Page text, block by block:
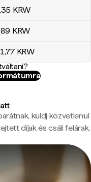
,35 KRW
KRW
,77 KRW
küldj közvetlenül
díjak és csáli felárak.